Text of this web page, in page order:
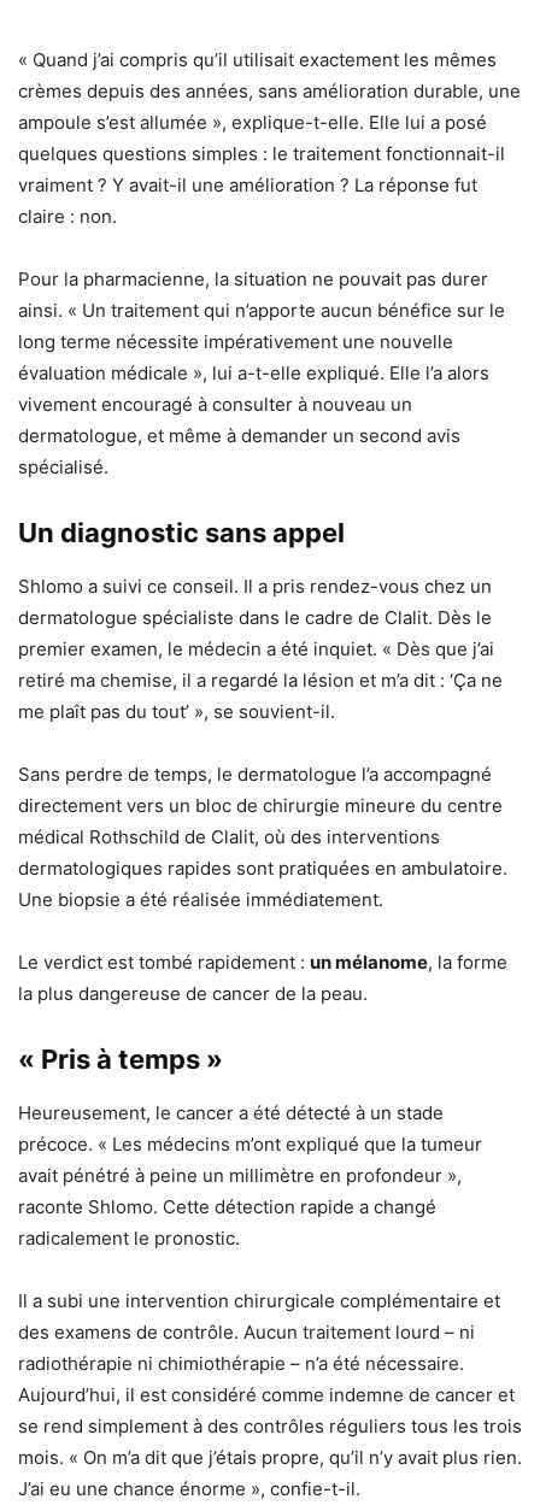
« Quand j’ai compris qu’il utilisait exactement les mêmes
crèmes depuis des années, sans amélioration durable, une
ampoule s’est allumée », explique-t-elle. Elle lui a posé
quelques questions simples : le traitement fonctionnait-il
vraiment ? Y avait-il une amélioration ? La réponse fut
claire : non.
Pour la pharmacienne, la situation ne pouvait pas durer
ainsi. « Un traitement qui n’apporte aucun bénéfice sur le
long terme nécessite impérativement une nouvelle
évaluation médicale », lui a-t-elle expliqué. Elle l’a alors
vivement encouragé à consulter à nouveau un
dermatologue, et même à demander un second avis
spécialisé.
Un diagnostic sans appel
Shlomo a suivi ce conseil. Il a pris rendez-vous chez un
dermatologue spécialiste dans le cadre de Clalit. Dès le
premier examen, le médecin a été inquiet. « Dès que j’ai
retiré ma chemise, il a regardé la lésion et m’a dit : ‘Ça ne
me plaît pas du tout’ », se souvient-il.
Sans perdre de temps, le dermatologue l’a accompagné
directement vers un bloc de chirurgie mineure du centre
médical Rothschild de Clalit, où des interventions
dermatologiques rapides sont pratiquées en ambulatoire.
Une biopsie a été réalisée immédiatement.
Le verdict est tombé rapidement : un mélanome, la forme
la plus dangereuse de cancer de la peau.
« Pris à temps »
Heureusement, le cancer a été détecté à un stade
précoce. « Les médecins m’ont expliqué que la tumeur
avait pénétré à peine un millimètre en profondeur »,
raconte Shlomo. Cette détection rapide a changé
radicalement le pronostic.
Il a subi une intervention chirurgicale complémentaire et
des examens de contrôle. Aucun traitement lourd – ni
radiothérapie ni chimiothérapie – n’a été nécessaire.
Aujourd’hui, il est considéré comme indemne de cancer et
se rend simplement à des contrôles réguliers tous les trois
mois. « On m’a dit que j’étais propre, qu’il n’y avait plus rien.
J’ai eu une chance énorme », confie-t-il.